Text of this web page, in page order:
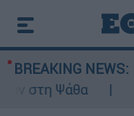
BREAKING NEWS:
στη Ψάθα